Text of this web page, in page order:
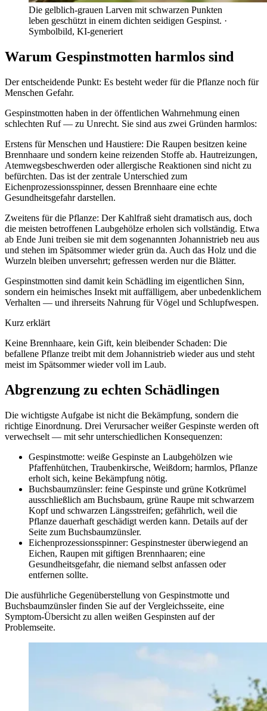
Die gelblich-grauen Larven mit schwarzen Punkten
leben geschützt in einem dichten seidigen Gespinst. ·
Symbolbild, KI-generiert
Warum Gespinstmotten harmlos sind
Der entscheidende Punkt: Es besteht weder für die Pflanze noch für
Menschen Gefahr.
Gespinstmotten haben in der öffentlichen Wahrnehmung einen
schlechten Ruf — zu Unrecht. Sie sind aus zwei Gründen harmlos:
Erstens für Menschen und Haustiere: Die Raupen besitzen keine
Brennhaare und sondern keine reizenden Stoffe ab. Hautreizungen,
Atemwegsbeschwerden oder allergische Reaktionen sind nicht zu
befürchten. Das ist der zentrale Unterschied zum
Eichenprozessionsspinner, dessen Brennhaare eine echte
Gesundheitsgefahr darstellen.
Zweitens für die Pflanze: Der Kahlfraß sieht dramatisch aus, doch
die meisten betroffenen Laubgehölze erholen sich vollständig. Etwa
ab Ende Juni treiben sie mit dem sogenannten Johannistrieb neu aus
und stehen im Spätsommer wieder grün da. Auch das Holz und die
Wurzeln bleiben unversehrt; gefressen werden nur die Blätter.
Gespinstmotten sind damit kein Schädling im eigentlichen Sinn,
sondern ein heimisches Insekt mit auffälligem, aber unbedenklichem
Verhalten — und ihrerseits Nahrung für Vögel und Schlupfwespen.
Kurz erklärt
Keine Brennhaare, kein Gift, kein bleibender Schaden: Die
befallene Pflanze treibt mit dem Johannistrieb wieder aus und steht
meist im Spätsommer wieder voll im Laub.
Abgrenzung zu echten Schädlingen
Die wichtigste Aufgabe ist nicht die Bekämpfung, sondern die
richtige Einordnung. Drei Verursacher weißer Gespinste werden oft
verwechselt — mit sehr unterschiedlichen Konsequenzen:
Gespinstmotte: weiße Gespinste an Laubgehölzen wie
Pfaffenhütchen, Traubenkirsche, Weißdorn; harmlos, Pflanze
erholt sich, keine Bekämpfung nötig.
Buchsbaumzünsler: feine Gespinste und grüne Kotkrümel
ausschließlich am Buchsbaum, grüne Raupe mit schwarzem
Kopf und schwarzen Längsstreifen; gefährlich, weil die
Pflanze dauerhaft geschädigt werden kann. Details auf der
Seite zum Buchsbaumzünsler.
Eichenprozessionsspinner: Gespinstnester überwiegend an
Eichen, Raupen mit giftigen Brennhaaren; eine
Gesundheitsgefahr, die niemand selbst anfassen oder
entfernen sollte.
Die ausführliche Gegenüberstellung von Gespinstmotte und
Buchsbaumzünsler finden Sie auf der Vergleichsseite, eine
Symptom-Übersicht zu allen weißen Gespinsten auf der
Problemseite.